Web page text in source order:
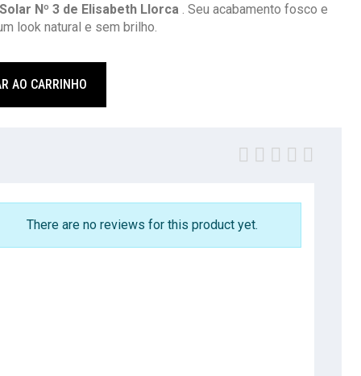
Nº 3 de Elisabeth Llorca . Seu acabamento fosco e
look natural e sem brilho.
AO CARRINHO
There are no reviews for this product yet.